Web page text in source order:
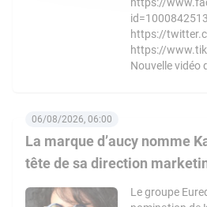
https://
https://
Nouvelle vidéo
La marque d’aucy nomme
tête de sa direction
06/08/2026, 06:00
Le groupe